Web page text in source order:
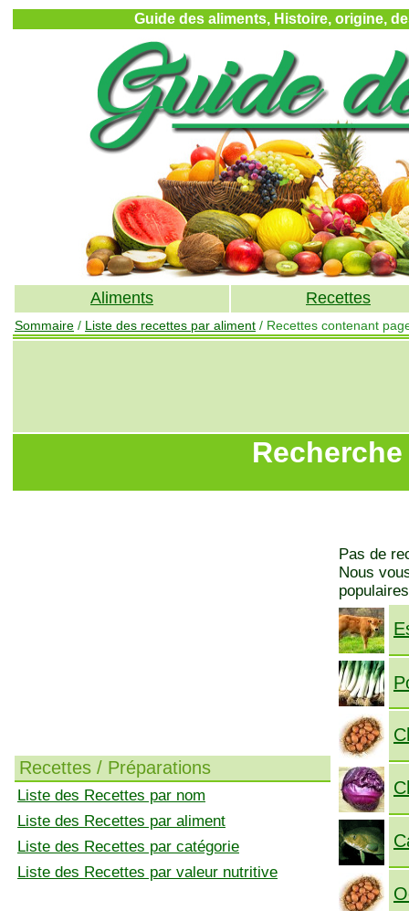
Guide des aliments, Histoire, origine,
Aliments Recettes
Sommaire / Liste des recettes par aliment / Recettes contenant
Recettes / Préparations
Liste des Recettes par nom
Liste des Recettes par aliment
Liste des Recettes par catégorie
Liste des Recettes par valeur nutritive
Pas de
Nous